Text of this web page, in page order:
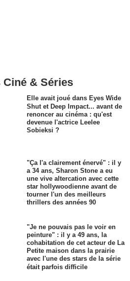
Ciné & Séries
Elle avait joué dans Eyes Wide
Shut et Deep Impact... avant de
renoncer au cinéma : qu'est
devenue l'actrice Leelee
Sobieksi ?
"Ça l'a clairement énervé" : il y
a 34 ans, Sharon Stone a eu
une vive altercation avec cette
star hollywoodienne avant de
tourner l'un des meilleurs
thrillers des années 90
"Je ne pouvais pas le voir en
peinture" : il y a 49 ans, la
cohabitation de cet acteur de La
Petite maison dans la prairie
avec l'une des stars de la série
était parfois difficile